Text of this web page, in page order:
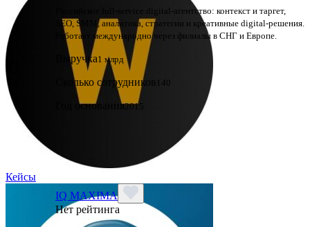
Российское full-service digital-агентство: контекст и таргет,
SEO, SMM, аналитика, стратегии и креативные digital-решения.
Работает международно через филиалы в СНГ и Европе.
Выручка1 млрд
Сколько сотрудников 140
Год основания2015
Кейсы
IQ MAXIMA
Нет рейтинга